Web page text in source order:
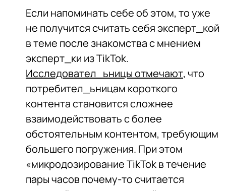
Если напоминать себе об этом, то уже
не получится считать себя эксперт_кой
в теме после знакомства с мнением
эксперт_ки из TikTok.
Исследовател_ьницы отмечают, что
потребител_ьницам короткого
контента становится сложнее
взаимодействовать с более
обстоятельным контентом, требующим
большего погружения. При этом
«микродозирование TikTok в течение
пары часов почему-то считается